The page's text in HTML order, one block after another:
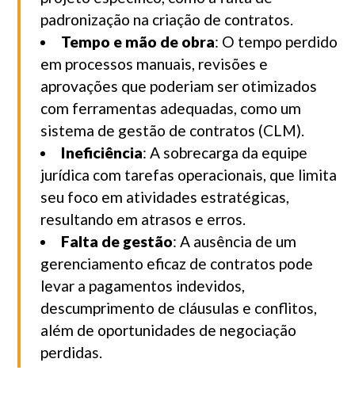
padronização na criação de contratos.
Tempo e mão de obra: O tempo perdido
em processos manuais, revisões e
aprovações que poderiam ser otimizados
com ferramentas adequadas, como um
sistema de gestão de contratos (CLM).
Ineficiência: A sobrecarga da equipe
jurídica com tarefas operacionais, que limita
seu foco em atividades estratégicas,
resultando em atrasos e erros.
Falta de gestão: A ausência de um
gerenciamento eficaz de contratos pode
levar a pagamentos indevidos,
descumprimento de cláusulas e conflitos,
além de oportunidades de negociação
perdidas.